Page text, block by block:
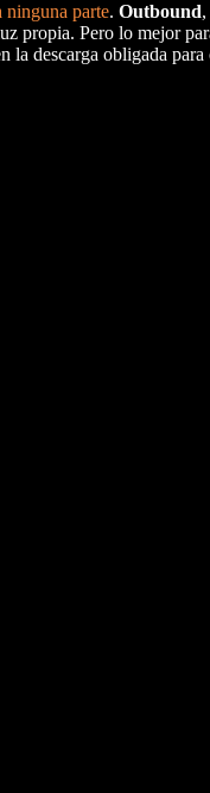
ninguna parte. Outbound
propia. Pero lo mejor
la descarga obligada